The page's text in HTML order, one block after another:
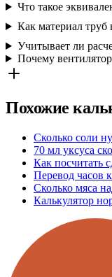
Что такое
Как материал труб
Учитывает ли
Почему
Похожие
Сколько соли
70 мл уксуса
Как посчитать
Перевод часов
Сколько мяса
Калькулятор